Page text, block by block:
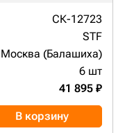
СК-12723
STF
Москва (Балашиха)
6 шт
41 895 ₽
В корзину